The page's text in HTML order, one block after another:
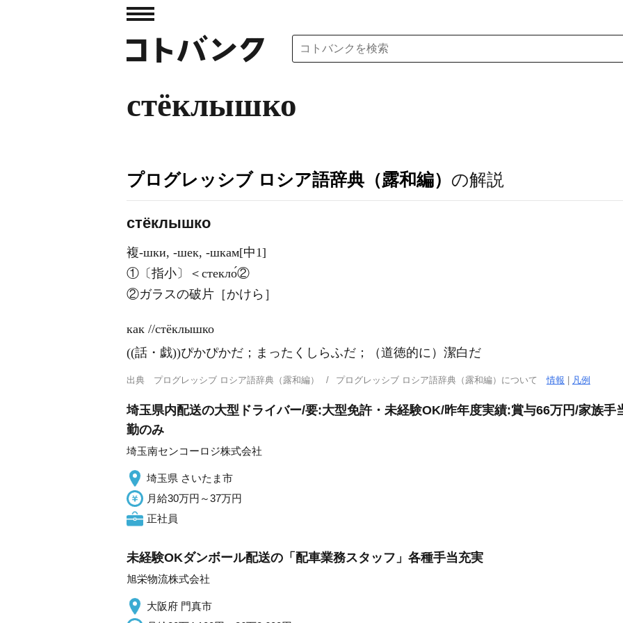
стёклышко
プログレッシブ ロシア語辞典（露和編） の解説
стёклышко
複-шки, -шек, -шкам[中1]
①〔指小〕＜стекло́②
②ガラスの破片［かけら］
как //стёклышко
((話・戯))ぴかぴかだ；まったくしらふだ；（道徳的に）潔白だ
出典 プログレッシブ ロシア語辞典（露和編） プログレッシブ ロシア語辞典（露和編）について情報 凡例
埼玉県内配送の大型ドライバー/要:大型免許・未経験OK/昨年度実績:賞与66万円/家族手
勤のみ
埼玉南センコーロジ株式会社
埼玉県 さいたま市
月給30万円～37万円
正社員
未経験OKダンボール配送の「配車業務スタッフ」各種手当充実
旭栄物流株式会社
大阪府 門真市